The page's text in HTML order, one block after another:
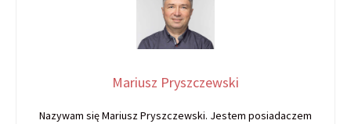
Mariusz Pryszczewski
Nazywam się Mariusz Pryszczewski. Jestem posiadaczem